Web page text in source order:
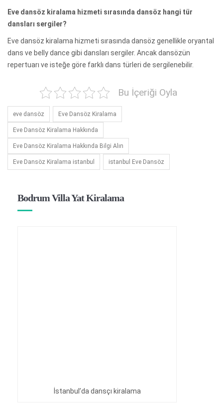
Eve dansöz kiralama hizmeti sırasında dansöz hangi tür
dansları sergiler?
Eve dansöz kiralama hizmeti sırasında dansöz genellikle oryantal
dans ve belly dance gibi dansları sergiler. Ancak dansözün
repertuarı ve isteğe göre farklı dans türleri de sergilenebilir.
Bu İçeriği Oyla
eve dansöz Eve Dansöz Kiralama
Eve Dansöz Kiralama Hakkında
Eve Dansöz Kiralama Hakkında Bilgi Alın
Eve Dansöz Kiralama istanbul istanbul Eve Dansöz
Bodrum Villa Yat Kiralama
İstanbul’da dansçı kiralama